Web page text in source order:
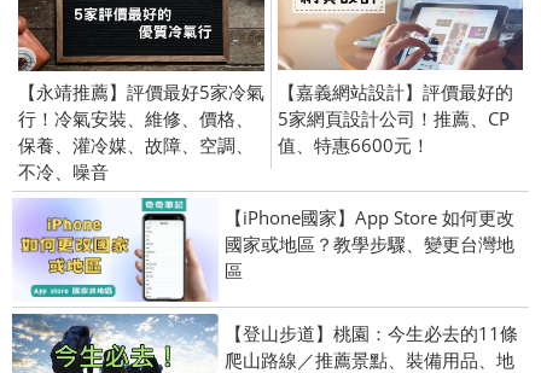
【永靖推薦】評價最好5家冷氣
行！冷氣安裝、維修、價格、
保養、灌冷媒、故障、空調、
不冷、噪音
【嘉義網站設計】評價最好的
5家網頁設計公司！推薦、CP
值、特惠6600元！
【iPhone國家】App Store 如何更改
國家或地區？教學步驟、變更台灣地
區
【登山步道】桃園：今生必去的11條
爬山路線／推薦景點、裝備用品、地